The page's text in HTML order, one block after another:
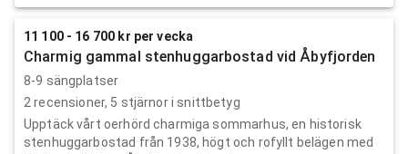
11 100 - 16 700 kr per vecka
Charmig gammal stenhuggarbostad vid Åbyfjorden
8-9 sängplatser
2 recensioner, 5 stjärnor i snittbetyg
Upptäck vårt oerhörd charmiga sommarhus, en historisk
stenhuggarbostad från 1938, högt och rofyllt belägen med